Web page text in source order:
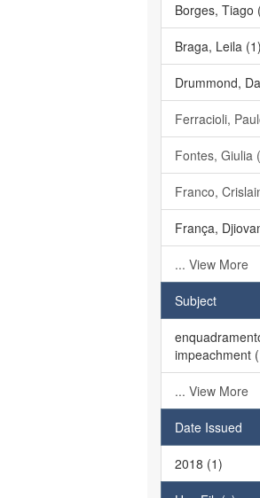
Borges, Tiago
Braga, Leila (1)
Drummond,
Ferracioli,
Fontes, Giulia
Franco,
França,
... View More
Subject
impeachment
... View More
Date Issued
2018 (1)